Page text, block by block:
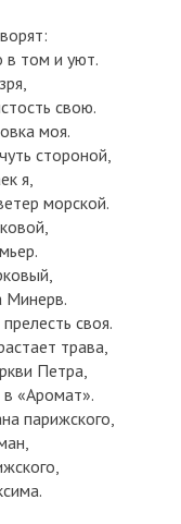
в том и уют.
свою.
моя.
стороной,
я,
морской.
Минерв.
своя.
трава,
Петра,
в «Аромат».
парижского,